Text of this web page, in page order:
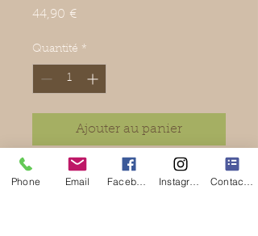
44,90 €Prix
Quantité *
Ajouter au panier
Ourson Teddy sérigraphié en
Phone Email